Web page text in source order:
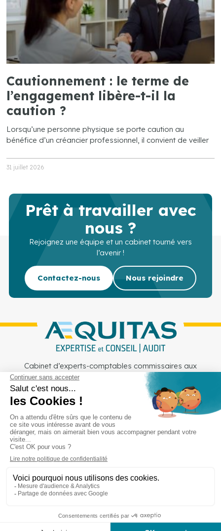
Cautionnement : le terme de
l’engagement libère-t-il la
caution ?
Lorsqu’une personne physique se porte caution au
bénéfice d’un créancier professionnel, il convient de veiller
31 juillet 2026
Prêt à travailler avec
nous ?
Rejoignez une équipe et un cabinet tourné vers
l’avenir !
Contactez-nous Nous rejoindre
Cabinet d’experts-comptables commissaires aux
comptes sur Lille, Lens et Douai
Services Secteurs Outils
Cabinet
Recrutement
Politique de confidentialité